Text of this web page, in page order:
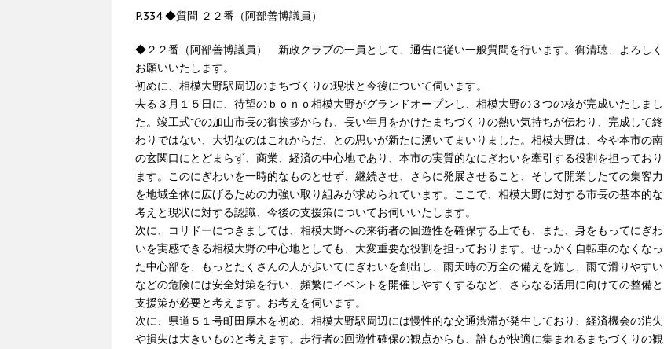
P.334 ◆質問 ２２番（阿部善博議員）
◆２２番（阿部善博議員） 新政クラブの一員として、通告に従い一般質問を行います。御清聴、よろしく
お願いいたします。
初めに、相模大野駅周辺のまちづくりの現状と今後について伺います。
去る３月１５日に、待望のｂｏｎｏ相模大野がグランドオープンし、相模大野の３つの核が完成いたしまし
た。竣工式での加山市長の御挨拶からも、長い年月をかけたまちづくりの熱い気持ちが伝わり、完成して終
わりではない、大切なのはこれからだ、との思いが新たに湧いてまいりました。相模大野は、今や本市の南
の玄関口にとどまらず、商業、経済の中心地であり、本市の実質的なにぎわいを牽引する役割を担っており
ます。このにぎわいを一時的なものとせず、継続させ、さらに発展させること、そして開業したての集客力
を地域全体に広げるための力強い取り組みが求められています。ここで、相模大野に対する市長の基本的な
考えと現状に対する認識、今後の支援策についてお伺いいたします。
次に、コリドーにつきましては、相模大野への来街者の回遊性を確保する上でも、また、身をもってにぎわ
いを実感できる相模大野の中心地としても、大変重要な役割を担っております。せっかく自転車のなくなっ
た中心部を、もっとたくさんの人が歩いてにぎわいを創出し、雨天時の万全の備えを施し、雨で滑りやすい
などの危険には安全対策を行い、頻繁にイベントを開催しやすくするなど、さらなる活用に向けての整備と
支援策が必要と考えます。お考えを伺います。
次に、県道５１号町田厚木を初め、相模大野駅周辺には慢性的な交通渋滞が発生しており、経済機会の消失
や損失は大きいものと考えます。歩行者の回遊性確保の観点からも、誰もが快適に集まれるまちづくりの観